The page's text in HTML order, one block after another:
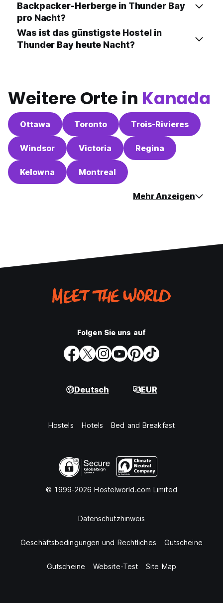
Backpacker-Herberge in Thunder Bay
pro Nacht?
Was ist das günstigste Hostel in
Thunder Bay heute Nacht?
Weitere Orte in Kanada
Ottawa Toronto Trois-Rivieres
Windsor Victoria Regina
Kelowna Montreal
Mehr Anzeigen
Folgen Sie uns auf
Deutsch EUR
Hostels Hotels Bed and Breakfast
© 1999-2026 Hostelworld.com Limited
Datenschutzhinweis
Geschäftsbedingungen und Rechtliches Gutscheine
Gutscheine Website-Test Site Map